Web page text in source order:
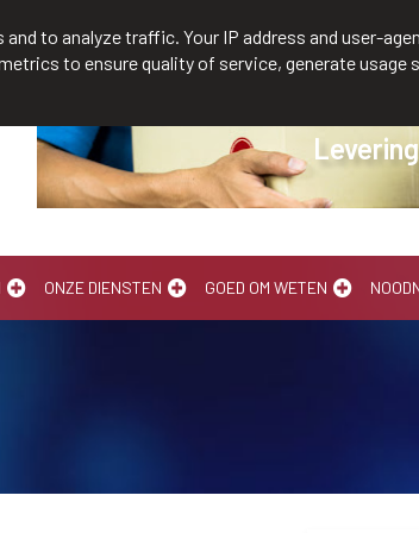
Levering aan huis
ONZE DIENSTEN GOED OM WETEN
to analyze traffic. Your IP address and user-
to ensure quality of service, generate